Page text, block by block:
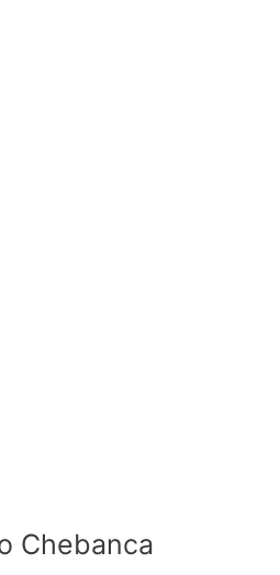
Chebanca